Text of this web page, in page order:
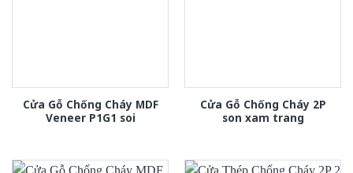
Cửa Gỗ Chống Cháy MDF
Veneer P1G1 soi
Cửa Gỗ Chống Cháy 2P
son xam trang